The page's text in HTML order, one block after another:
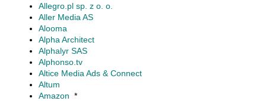
Allegro.pl sp. z o. o.
Aller Media AS
Alooma
Alpha Architect
Alphalyr SAS
Alphonso.tv
Altice Media Ads & Connect
Altum
Amazon *